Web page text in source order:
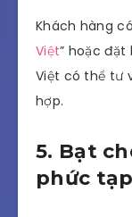
Khách hàng
Việt” hoặc đặt
Việt có thể tư
hợp.
5. Bạt
phức